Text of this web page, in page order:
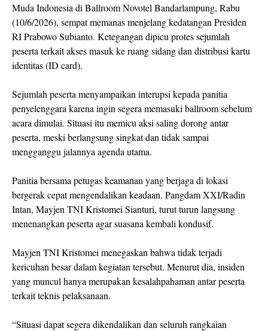
Muda Indonesia di Ballroom Novotel Bandarlampung, Rabu
(10/6/2026), sempat memanas menjelang kedatangan Presiden
RI Prabowo Subianto. Ketegangan dipicu protes sejumlah
peserta terkait akses masuk ke ruang sidang dan distribusi kartu
identitas (ID card).
Sejumlah peserta menyampaikan interupsi kepada panitia
penyelenggara karena ingin segera memasuki ballroom sebelum
acara dimulai. Situasi itu memicu aksi saling dorong antar
peserta, meski berlangsung singkat dan tidak sampai
mengganggu jalannya agenda utama.
Panitia bersama petugas keamanan yang berjaga di lokasi
bergerak cepat mengendalikan keadaan. Pangdam XXI/Radin
Intan, Mayjen TNI Kristomei Sianturi, turut turun langsung
menenangkan peserta agar suasana kembali kondusif.
Mayjen TNI Kristomei menegaskan bahwa tidak terjadi
kericuhan besar dalam kegiatan tersebut. Menurut dia, insiden
yang muncul hanya merupakan kesalahpahaman antar peserta
terkait teknis pelaksanaan.
“Situasi dapat segera dikendalikan dan seluruh rangkaian